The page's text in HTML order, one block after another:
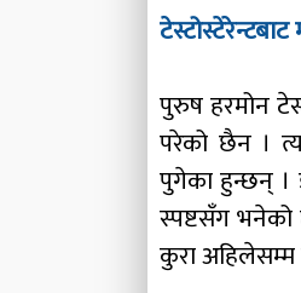
पुरुष हरमोन
परेको छैन ।
पुगेका हुन्छन् ।
स्पष्टसँग भनेको
कुरा